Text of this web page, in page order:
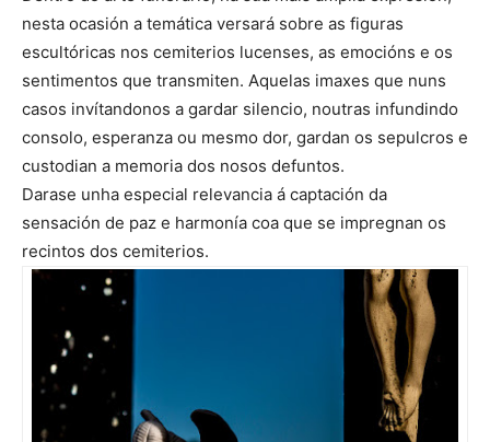
nesta ocasión a temática versará sobre as figuras
escultóricas nos cemiterios lucenses, as emocións e os
sentimentos que transmiten. Aquelas imaxes que nuns
casos invítandonos a gardar silencio, noutras infundindo
consolo, esperanza ou mesmo dor, gardan os sepulcros e
custodian a memoria dos nosos defuntos.
Darase unha especial relevancia á captación da
sensación de paz e harmonía coa que se impregnan os
recintos dos cemiterios.